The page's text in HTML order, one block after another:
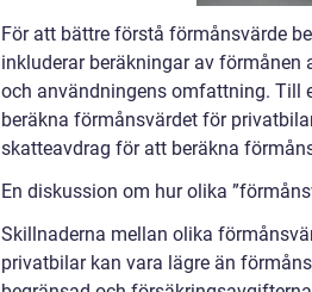
För att bättre förstå förmånsvärde
inkluderar beräkningar av förmånen
och användningens omfattning. Till
beräkna förmånsvärdet för
skatteavdrag för att beräkna
En diskussion om hur olika
Skillnaderna mellan olika
privatbilar kan vara lägre än